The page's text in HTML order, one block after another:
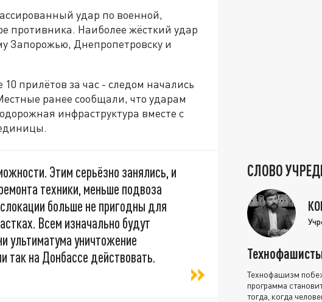
удар по военной,
противника. Наиболее жёсткий удар
Запорожью, Днепропетровску и
прилётов за час - следом начались
ранее сообщали, что ударам
инфраструктура вместе с
Этим серьёзно занялись, и
техники, меньше подвоза
больше не пригодны для
Всем изначально будут
ультиматума уничтожение
так на Донбассе действовать.
СЛОВО
Технофашизм
программа
тогда, когда